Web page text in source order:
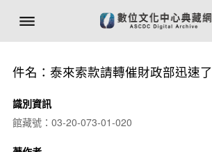
件名：泰來索款請轉催財政部迅速
識別資訊
館藏號：03-20-073-01-020